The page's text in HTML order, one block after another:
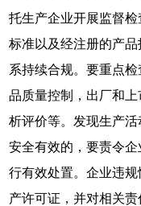
托生产企业开展监督检
标准以及经注册的产
系持续合规。要重点
品质量控制，出厂和
析评价等。发现生产
安全有效的，要责令
行有效处置。企业违
产许可证，并对相关责